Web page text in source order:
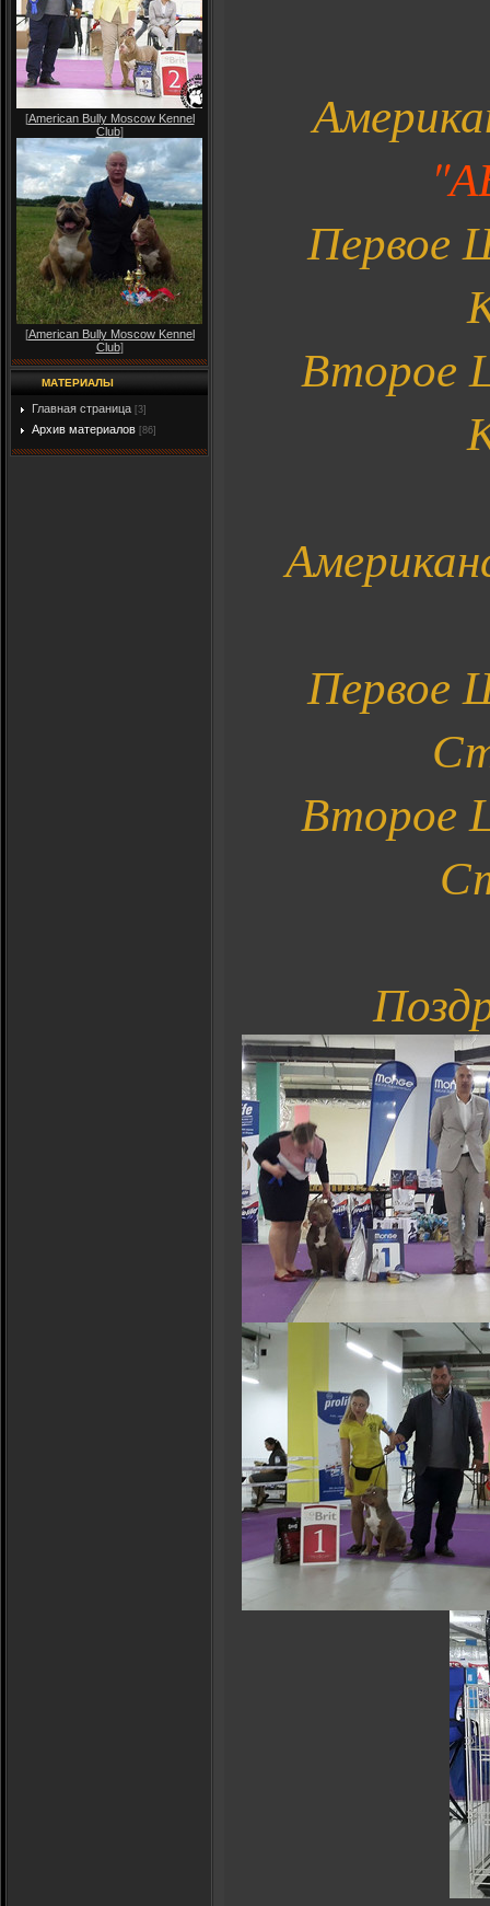
[American Bully Moscow Kennel
Club]
[American Bully Moscow Kennel
Club]
МАТЕРИАЛЫ
Главная страница [3]
Архив материалов [86]
Первое
Второе
Первое
Второе